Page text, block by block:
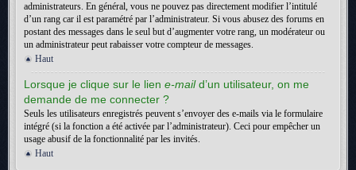
administrateurs. En général, vous ne pouvez pas directement modifier l’intitulé
d’un rang car il est paramétré par l’administrateur. Si vous abusez des forums en
postant des messages dans le seul but d’augmenter votre rang, un modérateur ou
un administrateur peut rabaisser votre compteur de messages.
Haut
Lorsque je clique sur le lien e-maild’un utilisateur, on me
demande de me connecter ?
Seuls les utilisateurs enregistrés peuvent s’envoyer des e-mails via le formulaire
intégré (si la fonction a été activée par l’administrateur). Ceci pour empêcher un
usage abusif de la fonctionnalité par les invités.
Haut